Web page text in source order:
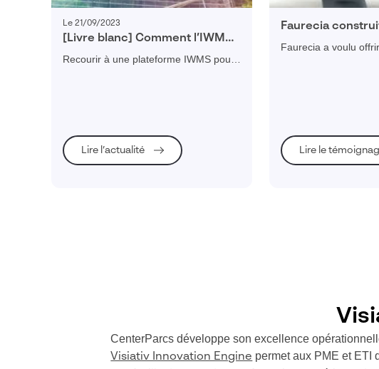
Le 21/09/2023
[Livre blanc] Comment l’IWMS
vous permet d’adapter votre
parc immobilier aux nouveaux
Recourir à une plateforme IWMS pour
déterminée et être en mesure de
piloter et mesurer.
Lire l’actualité
Faurecia
référentiel
Faurecia a voulu
Lire le
CenterParcs développe son excellence
Visiativ Innovation Engine permet aux PME et ETI